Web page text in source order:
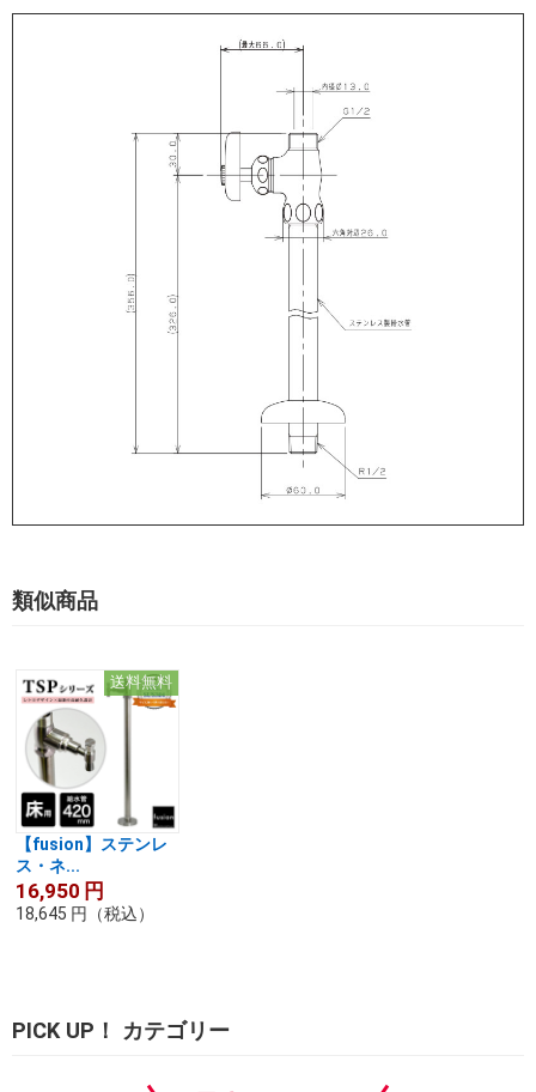
類似商品
送料無料
【fusion】ステンレ
ス・ネ...
16,950 円
18,645 円 （税込）
PICK UP！ カテゴリー